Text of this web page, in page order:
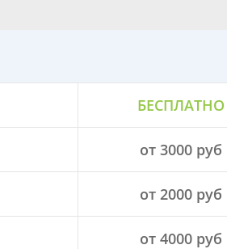
БЕСПЛАТНО
от 3000 руб
от 2000 руб
от 4000 руб